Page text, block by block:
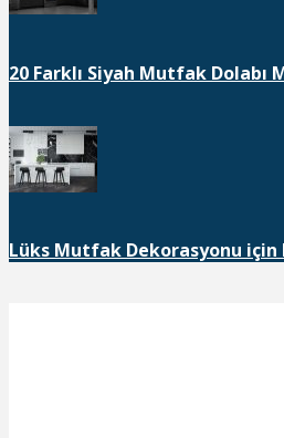
20 Farklı Siyah Mutfak Dolabı
Lüks Mutfak Dekorasyonu